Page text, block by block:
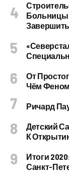
Больницы
От
Чём
Ричард
Детский
К
Итоги
Санкт-